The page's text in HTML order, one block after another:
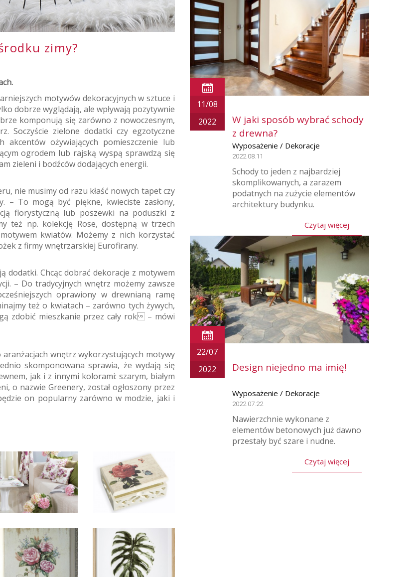
zimy?
motywów dekoracyjnych w sztuce i
dobrze wyglądają, ale wpływają pozytywnie
komponują się zarówno z nowoczesnym,
Soczyście zielone dodatki czy egzotyczne
ożywiających pomieszczenie lub
ogrodem lub rajską wyspą sprawdzą się
zieleni i bodźców dodających energii.
nie musimy od razu kłaść nowych tapet czy
– To mogą być piękne, kwieciste zasłony,
florystyczną lub poszewki na poduszki z
też np. kolekcję Rose, dostępną w trzech
kwiatów. Możemy z nich korzystać
z firmy wnętrzarskiej Eurofirany.
Chcąc dobrać dekoracje z motywem
– Do tradycyjnych wnętrz możemy zawsze
oprawiony w drewnianą ramę
też o kwiatach – zarówno tych żywych,
zdobić mieszkanie przez cały rok – mówi
wnętrz wykorzystujących motywy
skomponowana sprawia, że wydają się
jak i z innymi kolorami: szarym, białym
o nazwie Greenery, został ogłoszony przez
on popularny zarówno w modzie, jaki i
11/08
2022
W jaki sposób wybrać schody
z drewna?
Wyposażenie / Dekoracje
2022.08.11
Schody to jeden z najbardziej
skomplikowanych, a zarazem
podatnych na zużycie elementów
architektury budynku.
Czytaj więcej
22/07
2022
Design niejedno ma imię!
Wyposażenie / Dekoracje
2022.07.22
Nawierzchnie wykonane z
elementów betonowych już dawno
przestały być szare i nudne.
Czytaj więcej